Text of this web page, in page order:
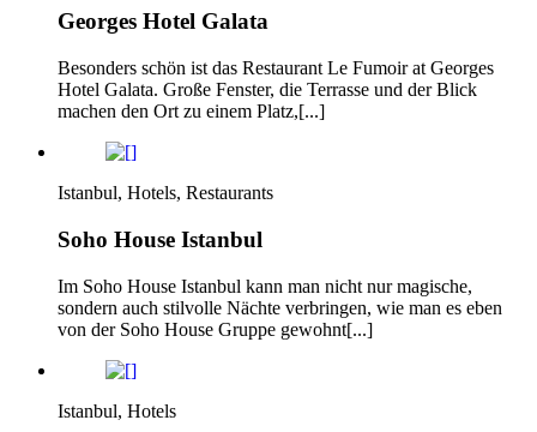
Georges Hotel Galata
Besonders schön ist das Restaurant Le Fumoir at Georges
Hotel Galata. Große Fenster, die Terrasse und der Blick
machen den Ort zu einem Platz,[...]
Istanbul, Hotels, Restaurants
Soho House Istanbul
Im Soho House Istanbul kann man nicht nur magische,
sondern auch stilvolle Nächte verbringen, wie man es eben
von der Soho House Gruppe gewohnt[...]
Istanbul, Hotels